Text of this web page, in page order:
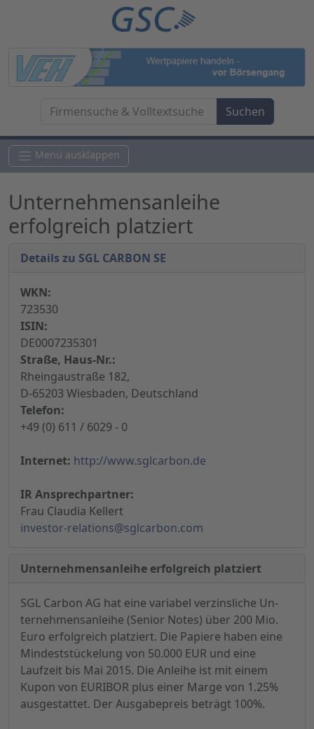
Menü ausklappen
Unternehmensanleihe
erfolgreich platziert
Details zu SGL CARBON SE
WKN:
723530
ISIN:
DE0007235301
Straße, Haus-Nr.:
Rheingaustraße 182,
D-65203 Wiesbaden, Deutschland
Telefon:
+49 (0) 611 / 6029 - 0
Internet: http://www.sglcarbon.de
IR Ansprechpartner:
Frau Claudia Kellert
investor-relations@sglcarbon.com
Unternehmensanleihe erfolgreich platziert
SGL Carbon AG hat eine variabel verzinsliche Un-
ternehmensanleihe (Senior Notes) über 200 Mio.
Euro erfolgreich platziert. Die Papiere haben eine
Mindeststückelung von 50.000 EUR und eine
Laufzeit bis Mai 2015. Die Anleihe ist mit einem
Kupon von EURIBOR plus einer Marge von 1.25%
ausgestattet. Der Ausgabepreis beträgt 100%.